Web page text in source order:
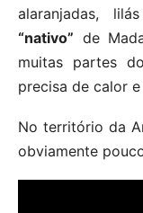
alaranjadas,
“nativo” de
muitas partes
precisa de calor
No território da
obviamente